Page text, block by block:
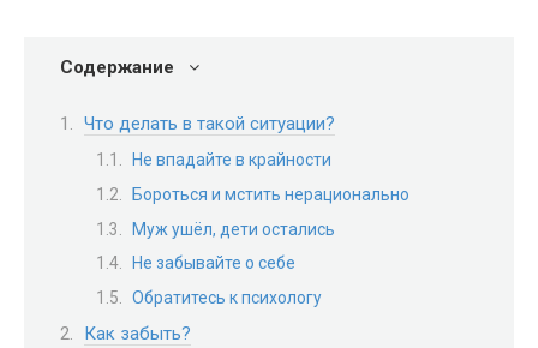
Содержание
Что делать в такой ситуации?
Не впадайте в крайности
Бороться и мстить нерационально
Муж ушёл, дети остались
Не забывайте о себе
Обратитесь к психологу
Как забыть?